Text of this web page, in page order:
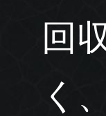
回
く